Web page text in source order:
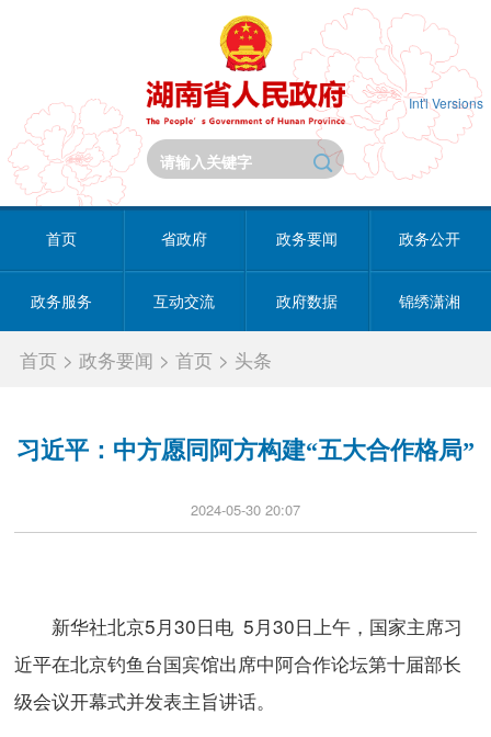
Int'l Versions
首页 省政府 政务要闻 政务公开
政务服务 互动交流 政府数据 锦绣潇湘
首页 >政务要闻 >首页 > 头条
习近平：中方愿同阿方构建“五大合作格局”
2024-05-30 20:07
新华社北京5月30日电 5月30日上午，国家主席习
近平在北京钓鱼台国宾馆出席中阿合作论坛第十届部长
级会议开幕式并发表主旨讲话。